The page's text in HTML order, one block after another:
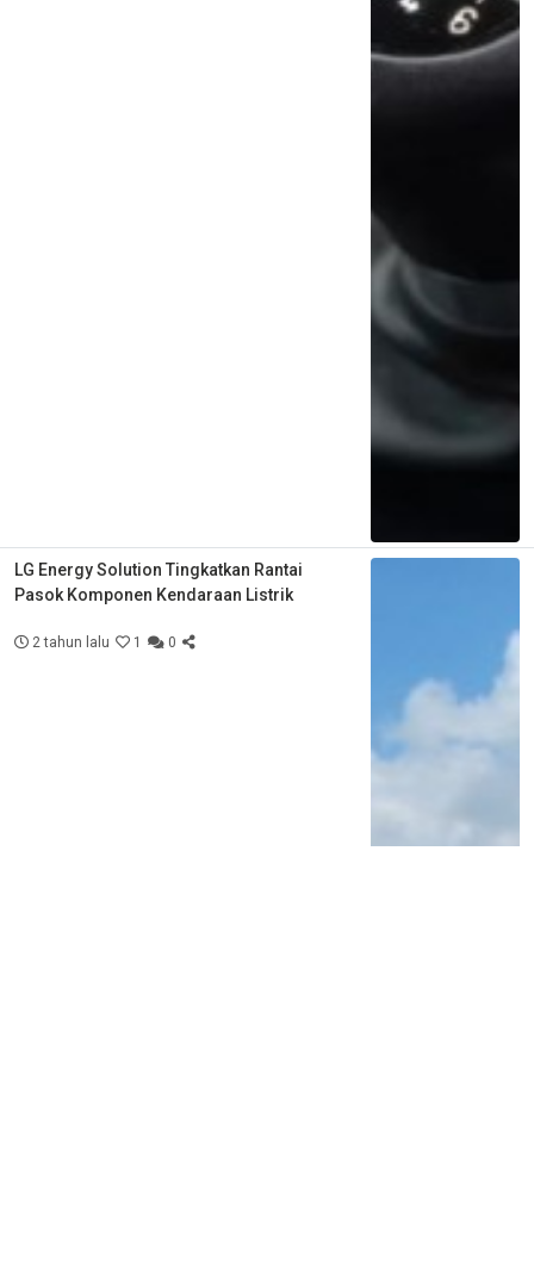
LG Energy Solution Tingkatkan Rantai
Pasok Komponen Kendaraan Listrik
2 tahun lalu 1 0